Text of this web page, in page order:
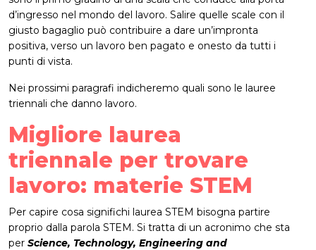
d’ingresso nel mondo del lavoro. Salire quelle scale con il
giusto bagaglio può contribuire a dare un’impronta
positiva, verso un lavoro ben pagato e onesto da tutti i
punti di vista.
Nei prossimi paragrafi indicheremo quali sono le lauree
triennali che danno lavoro.
Migliore laurea
triennale per trovare
lavoro: materie STEM
Per capire cosa significhi laurea STEM bisogna partire
proprio dalla parola STEM. Si tratta di un acronimo che sta
per Science, Technology, Engineering and